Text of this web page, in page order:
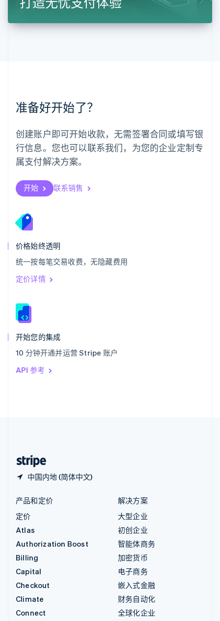
准备好开始了？
创建账户即可开始收款，无需签署合同或填写银
行信息。您也可以联系我们，为您的企业定制专
属支付解决方案。
开始 联系销售
价格始终透明
统一按每笔交易收费，无隐藏费用
定价详情
开始您的集成
10 分钟开通并运营 Stripe 账户
API 参考
中国内地 (简体中文)
马来西亚
美国
日本
日本語English
SvenskaEnglish
瑞士
DeutschFrançais ItalianoEnglish
塞浦路斯
斯洛伐克
English
English
泰国
ไทย
希腊
English
西班牙
Español
新加坡
新西兰
匈牙利
English
ItalianoEnglish
印度
English
产品和定价
定价
Atlas
Authorization Boost
Billing
Capital
Checkout
Climate
Connect
解决方案
大型企业
初创企业
智能体商务
加密货币
电子商务
嵌入式金融
财务自动化
全球化企业